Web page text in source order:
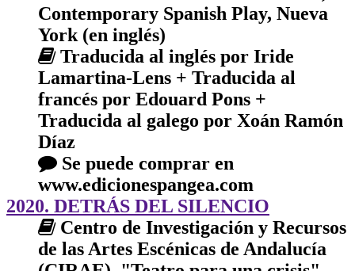
Contemporary Spanish Play, Nueva
York (en inglés)
Traducida al inglés por Iride
Lamartina-Lens + Traducida al
francés por Edouard Pons +
Traducida al galego por Xoán Ramón
Díaz
Se puede comprar en
www.edicionespangea.com
2020. DETRÁS DEL SILENCIO
Centro de Investigación y Recursos
de las Artes Escénicas de Andalucía